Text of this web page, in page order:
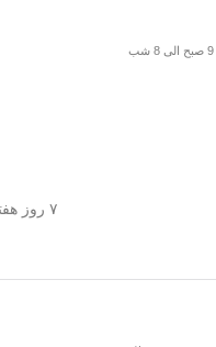
۷ روز هفته، ۲۴ ساعته